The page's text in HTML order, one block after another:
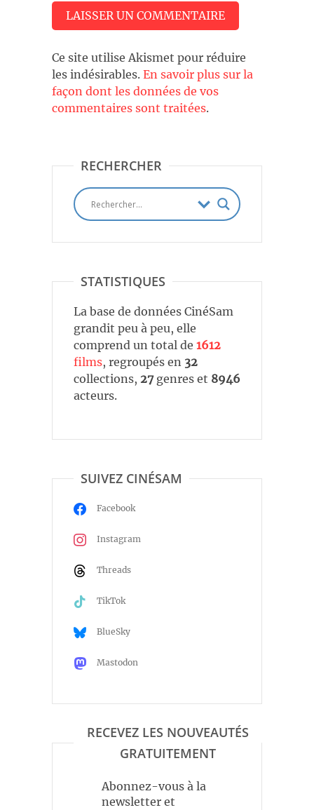
Ce site utilise Akismet pour réduire
les indésirables. En savoir plus sur la
façon dont les données de vos
commentaires sont traitées.
RECHERCHER
STATISTIQUES
La base de données CinéSam
grandit peu à peu, elle
comprend un total de 1612
films, regroupés en 32
collections, 27genres et 8946
acteurs.
SUIVEZ CINÉSAM
Facebook
Instagram
Threads
TikTok
BlueSky
Mastodon
RECEVEZ LES NOUVEAUTÉS
GRATUITEMENT
Abonnez-vous à la
newsletter et